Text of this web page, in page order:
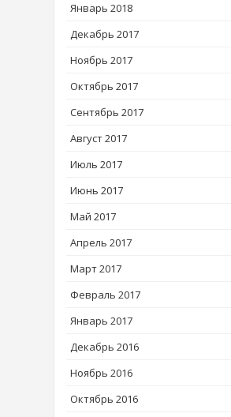
Январь 2018
Декабрь 2017
Ноябрь 2017
Октябрь 2017
Сентябрь 2017
Август 2017
Июль 2017
Июнь 2017
Май 2017
Апрель 2017
Март 2017
Февраль 2017
Январь 2017
Декабрь 2016
Ноябрь 2016
Октябрь 2016